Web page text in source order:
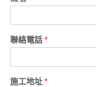
聯絡電話 *
施工地址 *